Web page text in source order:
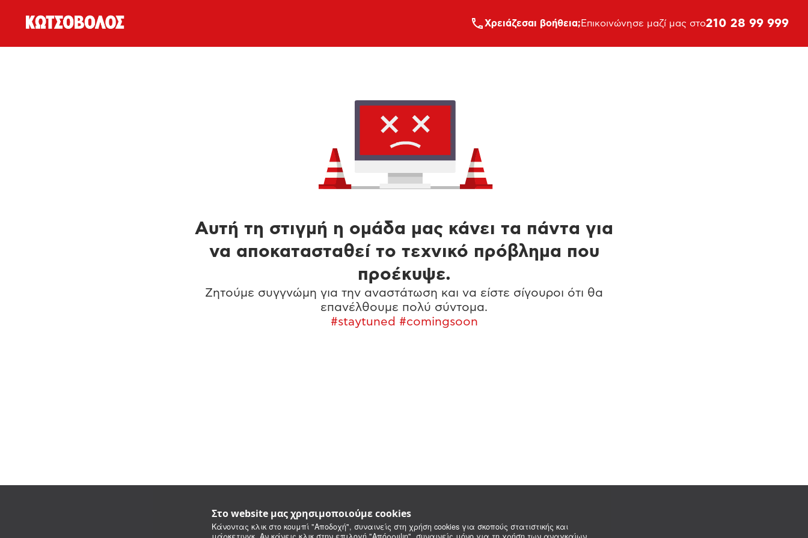
Στο website μας χρησιμοποιούμε cookies
Κάνοντας κλικ στο κουμπί "Αποδοχή", συναινείς στη χρήση cookies για σκοπούς στατιστικής και
Xρειάζεσαι βοήθεια; Επικοινώνησε μαζί μας στο210 28 99 999
Αυτή τη στιγμή η ομάδα μας κάνει τα πάντα για
να αποκατασταθεί το τεχνικό πρόβλημα που
προέκυψε.
Ζητούμε συγγνώμη για την αναστάτωση και να είστε σίγουροι ότι θα
επανέλθουμε πολύ σύντομα.
#staytuned #comingsoon